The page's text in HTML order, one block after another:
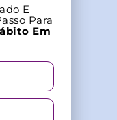
E
Para
Em